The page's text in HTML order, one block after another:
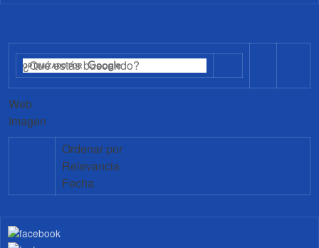
Web
Imagen
Ordenar por
Relevancia
Fecha